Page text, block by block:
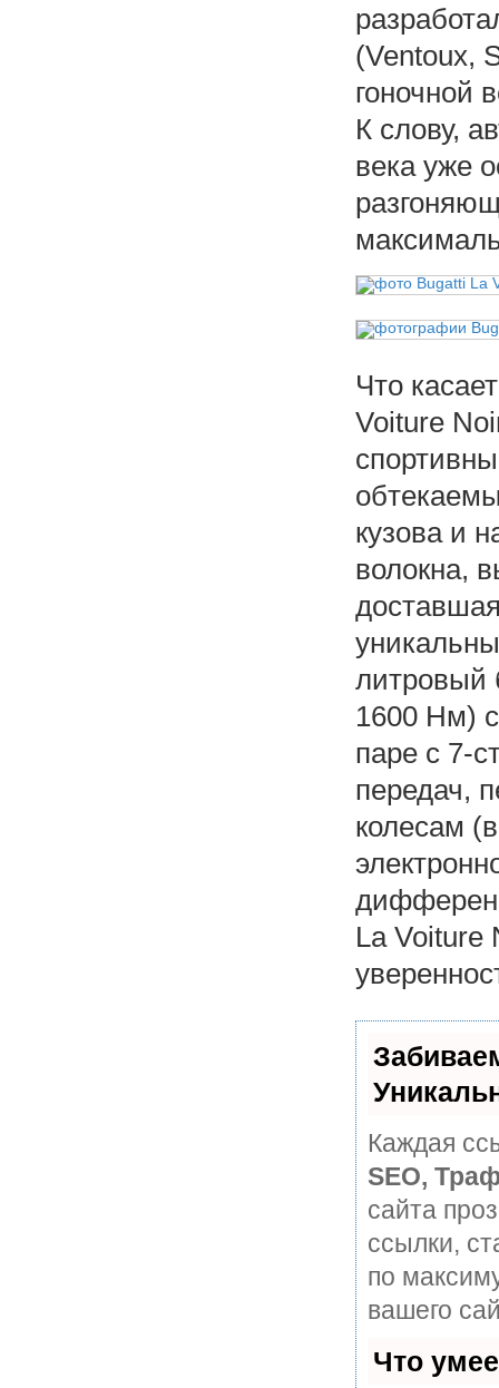
(Ventoux,
гоночной
К слову,
века уже
Что
Voiture
кузова и
волокна,
литровый
1600 Нм)
паре с 7-
передач,
колесам
La Voiture
Каждая
SEO,
сайта
ссылки,
по
вашего
Что